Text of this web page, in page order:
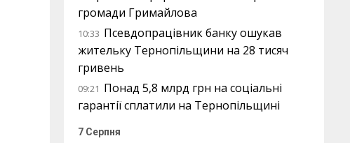
громади Гримайлова
10:33 Псевдопрацівник банку ошукав
жительку Тернопільщини на 28 тисяч
гривень
09:21 Понад 5,8 млрд грн на соціальні
гарантії сплатили на Тернопільщині
7 Серпня